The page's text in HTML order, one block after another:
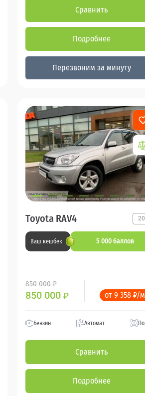
Сравнить
Подробнее
Перезвоним за минуту
Toyota RAV4
Ваш кешбек 5 000 баллов
850 000 ₽
850 000 ₽ от 9 358 ₽/
Бензин Автомат
Сравнить
Подробнее